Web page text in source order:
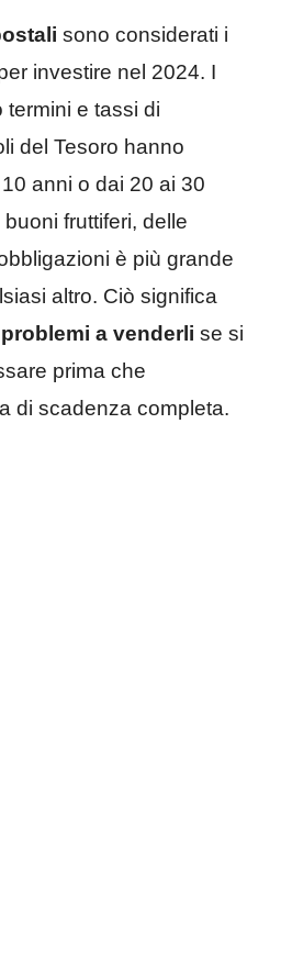
sono considerati i
investire nel 2024. I
termini e tassi di
del Tesoro hanno
anni o dai 20 ai 30
fruttiferi, delle
è più grande
altro. Ciò significa
a venderli se si
prima che
di scadenza completa.